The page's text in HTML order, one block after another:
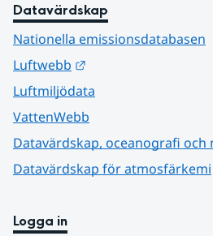
Datavärdskap
Nationella emissionsdatabasen
Luftwebb
Luftmiljödata
VattenWebb
Datavärdskap, oceanografi och
Datavärdskap för atmosfärkemi
Logga in